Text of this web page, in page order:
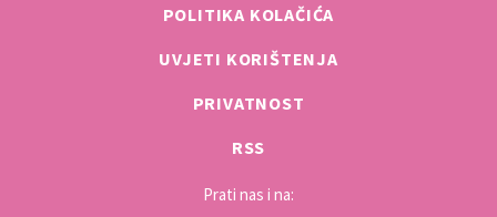
POLITIKA KOLAČIĆA
UVJETI KORIŠTENJA
PRIVATNOST
RSS
Prati nas i na: